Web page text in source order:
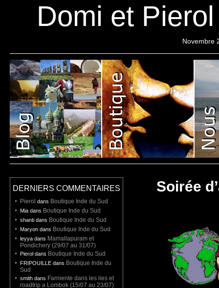
Domi et
Novembre
Projet
Soirée
DERNIERS COMMENTAIRES
Pierol dans Boutique Inde du Sud
Mia dans Boutique Inde du Sud
shanti dans Boutique Inde du Sud
Maryon dans Boutique Inde du Sud
leyya dans Mamallapuram et
Pondichery (29/07 au 31/07)
Pierol dans Boutique Inde du Sud
FRIPOUILLE dans Boutique Inde du
Sud
smith dans Farniente dans les iles et
roadtrip a Lombok (15/07 au 23/07)